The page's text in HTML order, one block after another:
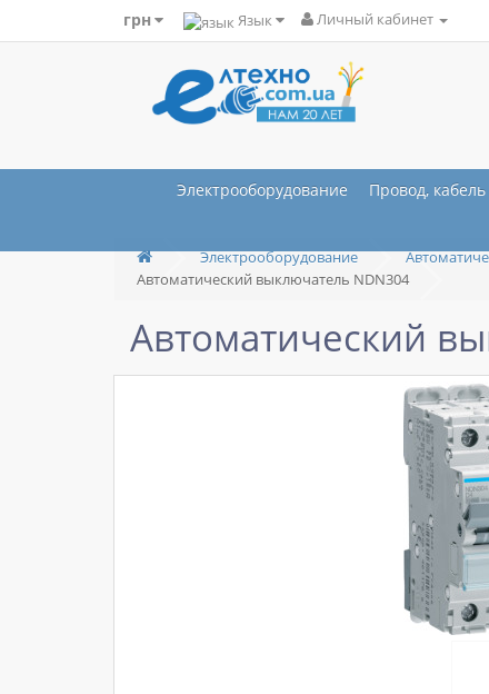
грн Язык Личный кабинет
Электрооборудование Провод, кабель
Электрооборудование
Автоматический выключатель NDN304
Автоматический